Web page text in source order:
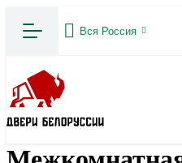
Вся Россия